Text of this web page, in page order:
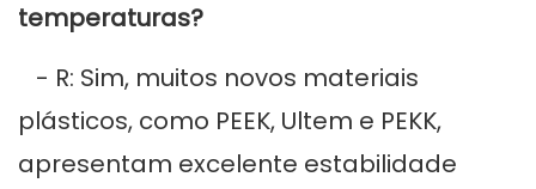
temperaturas?
- R: Sim, muitos novos materiais
plásticos, como PEEK, Ultem e PEKK,
apresentam excelente estabilidade